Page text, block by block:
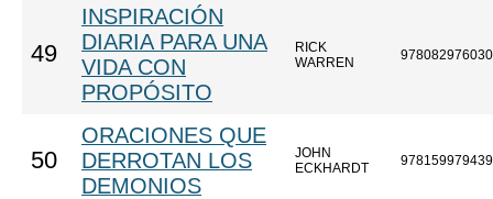
49
INSPIRACIÓN
DIARIA PARA UNA
VIDA CON
PROPÓSITO
RICK
WARREN
50
ORACIONES QUE
DERROTAN LOS
DEMONIOS
JOHN
ECKHARDT